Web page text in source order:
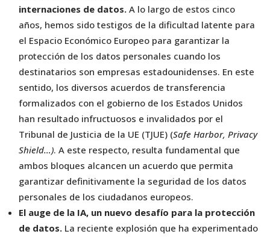
internaciones de datos. A lo largo de estos cinco
años, hemos sido testigos de la dificultad latente para
el Espacio Económico Europeo para garantizar la
protección de los datos personales cuando los
destinatarios son empresas estadounidenses. En este
sentido, los diversos acuerdos de transferencia
formalizados con el gobierno de los Estados Unidos
han resultado infructuosos e invalidados por el
Tribunal de Justicia de la UE (TJUE) (Safe Harbor, Privacy
Shield…). A este respecto, resulta fundamental que
ambos bloques alcancen un acuerdo que permita
garantizar definitivamente la seguridad de los datos
personales de los ciudadanos europeos.
El auge de la IA, un nuevo desafío para la protección
de datos. La reciente explosión que ha experimentado